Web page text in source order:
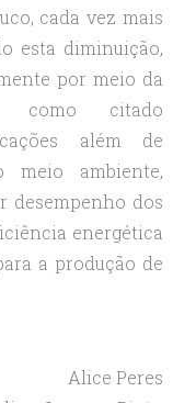
cada vez mais
esta diminuição,
por meio da
como citado
além de
meio ambiente,
desempenho dos
energética
a produção de
Alice Peres